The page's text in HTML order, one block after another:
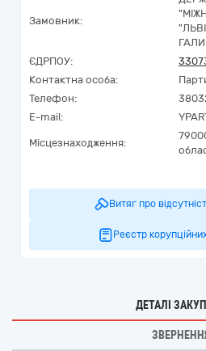
Замовник:
ЄДРПОУ:
Контактна особа:
Телефон:
E-mail:
Місцезнаходження:
Витяг про
Реєстр
ДЕТАЛІ